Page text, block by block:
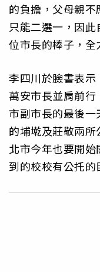
的負擔，父母親
只能二選一，因
位市長的棒子，全
李四川於臉書表
萬安市長並肩前
市副市長的最後
的埔墘及莊敬兩
北市今年也要開
到的校校有公托的